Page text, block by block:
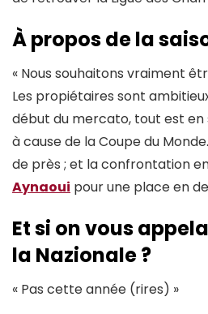
À propos de la
« Nous souhaitons vraiment
Les propiétaires sont
début du mercato, tout est
à cause de la Coupe du
de près ; et la confrontation
Aynaoui pour une place en
Et si on vous
la Nazionale ?
« Pas cette année (rires) »